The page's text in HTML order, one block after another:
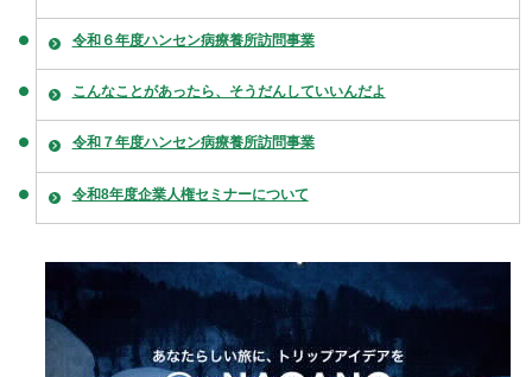
令和６年度ハンセン病療養所訪問事業
こんなことがあったら、そうだんしていいんだよ
令和７年度ハンセン病療養所訪問事業
令和8年度企業人権セミナーについて